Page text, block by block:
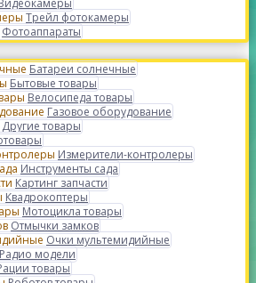
Трейл фотокамеры
Фотоаппараты
Батареи солнечные
Бытовые товары
Велосипеда товары
Газовое оборудование
Другие товары
Измерители-контролеры
Инструменты сада
Картинг запчасти
Квадрокоптеры
Мотоцикла товары
Отмычки замков
Очки мультемидийные
Радио модели
товары